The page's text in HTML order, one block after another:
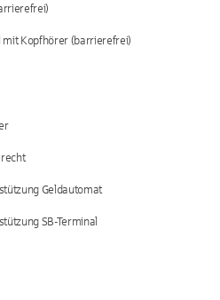
Kopfhörer (barrierefrei)
Geldautomat
SB-Terminal